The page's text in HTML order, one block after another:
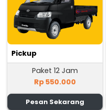
Pickup
Paket 12 Jam
Rp 550.000
Pesan Sekarang